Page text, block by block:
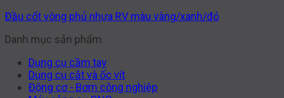
Đầu cốt vòng phủ nhựa RV màu vàng/xanh/đỏ
Danh mục sản phẩm
Dụng cụ cầm tay
Dụng cụ cắt và ốc vít
Động cơ - Bơm công nghiệp